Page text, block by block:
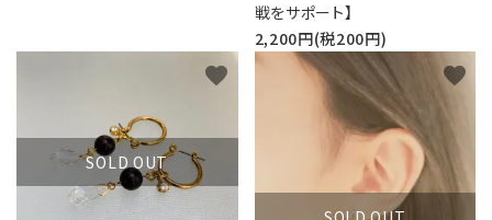
戦をサポート】
2,200円(税200円)
SOLD OUT
favorite favorite